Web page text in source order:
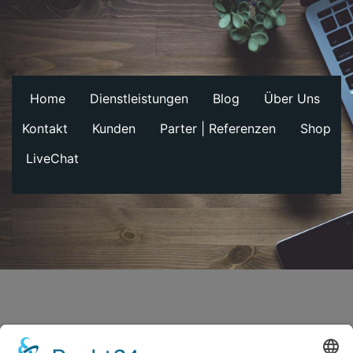
Home Dienstleistungen Blog
Über Uns
Kontakt
Kunden Parter | Referenzen
Shop
LiveChat